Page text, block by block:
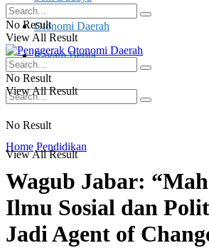
Otonomi Daerah
Ragam Berita
No Result
View All Result
No Result
View All Result
No Result
View All Result
Home Pendidikan
Wagub Jabar:
Ilmu Sosial dan
Jadi Agent of